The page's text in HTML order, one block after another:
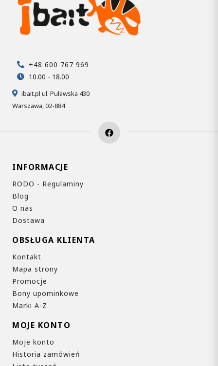
+48 600 767 969
10.00 - 18.00
ibait.pl ul. Puławska 430
Warszawa, 02-884
INFORMACJE
RODO - Regulaminy
Blog
O nas
Dostawa
OBSŁUGA KLIENTA
Kontakt
Mapa strony
Promocje
Bony upominkowe
Marki A-Z
MOJE KONTO
Moje konto
Historia zamówień